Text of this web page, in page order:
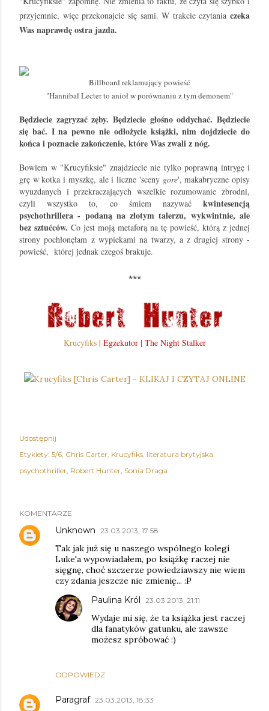
przyjemnie, więc przekonajcie się sami. W trakcie czytania czeka
Was naprawdę ostra jazda.
Billboard reklamujący powieść
"Hannibal Lecter to anioł w porównaniu z tym demonem"
Będziecie zagryzać zęby. Będziecie głośno oddychać. Będziecie
się bać. I na pewno nie odłożycie książki, nim dojdziecie do
końca i poznacie zakończenie, które Was zwali z nóg.
Bowiem w "Krucyfiksie" znajdziecie nie tylko poprawną intrygę i
grę w kotka i myszkę, ale i liczne 'sceny gore', makabryczne opisy
wyuzdanych i przekraczających wszelkie rozumowanie zbrodni,
czyli wszystko to, co śmiem nazywaćkwintesencją
psychothrillera - podaną na złotym talerzu, wykwintnie, ale
bez sztućców. Co jest moją metaforą na tę powieść, którą z jednej
strony pochłonęłam z wypiekami na twarzy, a z drugiej strony -
powieść, której jednak czegoś brakuje.
***
Krucyfiks | Egzekutor | The Night Stalker
Udostępnij
Etykiety: 5/6 Chris Carter Krucyfiks literatura brytyjska
psychothriller Robert Hunter Sonia Draga
KOMENTARZE
Unknown 23.03.2013, 17:58
Tak jak już się u naszego wspólnego kolegi
Luke'a wypowiadałem, po książkę raczej nie
sięgnę, choć szczerze powiedziawszy nie wiem
czy zdania jeszcze nie zmienię... :P
ODPOWIEDZ
Paulina Król 23.03.2013, 21:11
Wydaje mi się, że ta książka jest raczej
dla fanatyków gatunku, ale zawsze
możesz spróbować :)
Paragraf 23.03.2013, 18:33